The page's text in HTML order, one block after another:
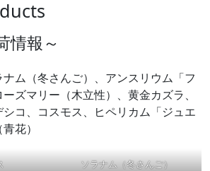
情報～
ム（冬さんご）、アンスリウム「フ
ズマリー（木立性）、黄金カズラ、
コ、コスモス、ヒペリカム「ジュエ
花）
ソラナム（冬さんご）